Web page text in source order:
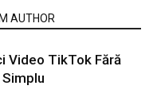
AUTHOR
Video TikTok Fără